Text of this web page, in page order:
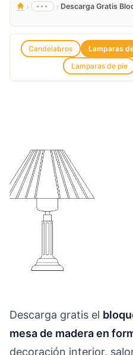
› ••• ›
Candelabros Lamparas
Lamparas de pie
Descarga gratis el
mesa de madera en
decoración interior,